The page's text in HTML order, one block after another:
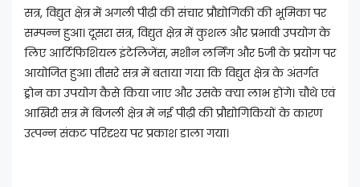
सत्र, विद्युत क्षेत्र में अगली पीढ़ी की संचार प्रौद्योगिकी की भूमिका पर
सम्पन्न हुआ। दूसरा सत्र, विद्युत क्षेत्र में कुशल और प्रभावी उपयोग के
लिए आर्टिफिशियल इंटेलिजेंस, मशीन लर्निंग और 5जी के प्रयोग पर
आयोजित हुआ। तीसरे सत्र में बताया गया कि विद्युत क्षेत्र के अंतर्गत
ड्रोन का उपयोग कैसे किया जाए और उसके क्या लाभ होंगे। चौथे एवं
आखिरी सत्र में बिजली क्षेत्र में नई पीढ़ी की प्रौद्योगिकियों के कारण
उत्पन्न संकट परिदृश्य पर प्रकाश डाला गया।